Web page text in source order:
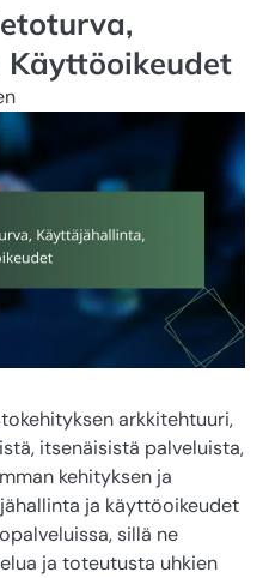
arkkitehtuuri,
itsenäisistä palveluista,
kehityksen ja
ja käyttöoikeudet
sillä ne
ja toteutusta uhkien